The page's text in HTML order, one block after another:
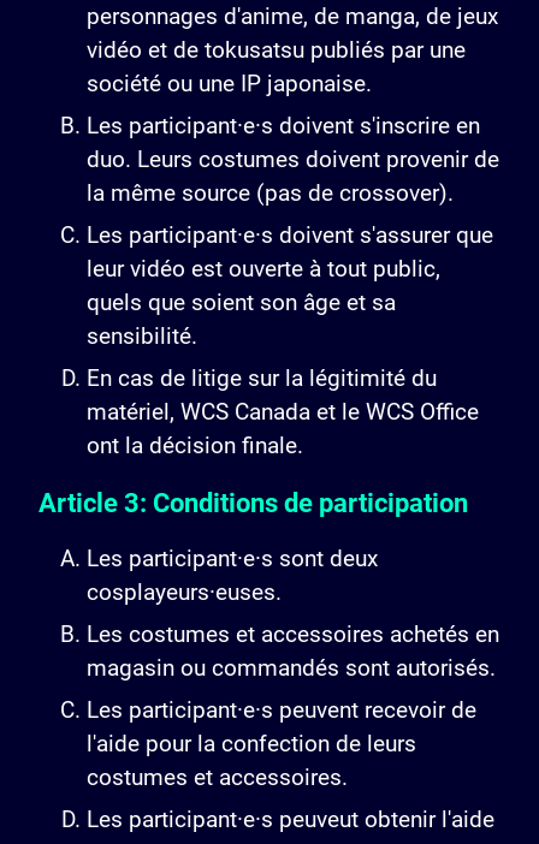
personnages d'anime, de manga, de jeux
vidéo et de tokusatsu publiés par une
société ou une IP japonaise.
Les participant·e·s doivent s'inscrire en
duo. Leurs costumes doivent provenir de
la même source (pas de crossover).
Les participant·e·s doivent s'assurer que
leur vidéo est ouverte à tout public,
quels que soient son âge et sa
sensibilité.
En cas de litige sur la légitimité du
matériel, WCS Canada et le WCS Office
ont la décision finale.
Article 3: Conditions de participation
Les participant·e·s sont deux
cosplayeurs·euses.
Les costumes et accessoires achetés en
magasin ou commandés sont autorisés.
Les participant·e·s peuvent recevoir de
l'aide pour la confection de leurs
costumes et accessoires.
Les participant·e·s peuveut obtenir l'aide